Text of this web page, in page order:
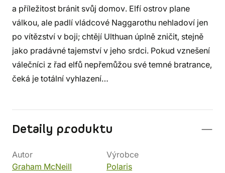
a příležitost bránit svůj domov. Elfí ostrov plane
válkou, ale padlí vládcové Naggarothu nehladoví jen
po vítězství v boji; chtějí Ulthuan úplně zničit, stejně
jako pradávné tajemství v jeho srdci. Pokud vznešení
válečníci z řad elfů nepřemůžou své temné bratrance,
čeká je totální vyhlazení…
Detaily produktu
Autor
Graham McNeill
Výrobce
Polaris